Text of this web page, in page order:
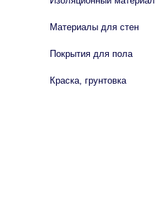
Материалы для стен
Покрытия для пола
Краска, грунтовка